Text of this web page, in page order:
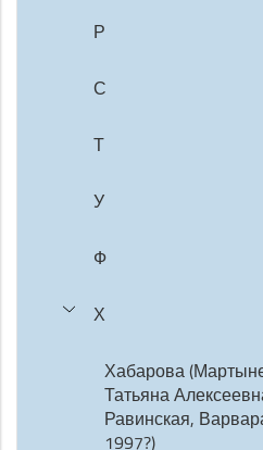
Р
С
Т
У
Ф
Х
Хабарова
Татьяна
Равинская,
1997?)